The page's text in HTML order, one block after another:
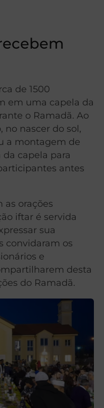
de 1500
em uma capela da
o Ramadã. Ao
no nascer do sol,
a montagem de
da capela para
antes
as orações
iftar é servida
sua
convidaram os
e
desta
do Ramadã.